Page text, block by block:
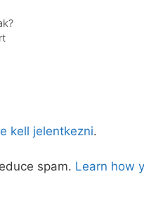
kell jelentkezni.
spam. Learn how